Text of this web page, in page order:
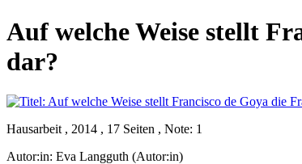
Auf welche Weise stellt
dar?
Hausarbeit , 2014 , 17 Seiten , Note: 1
Autor:in: Eva Langguth (Autor:in)